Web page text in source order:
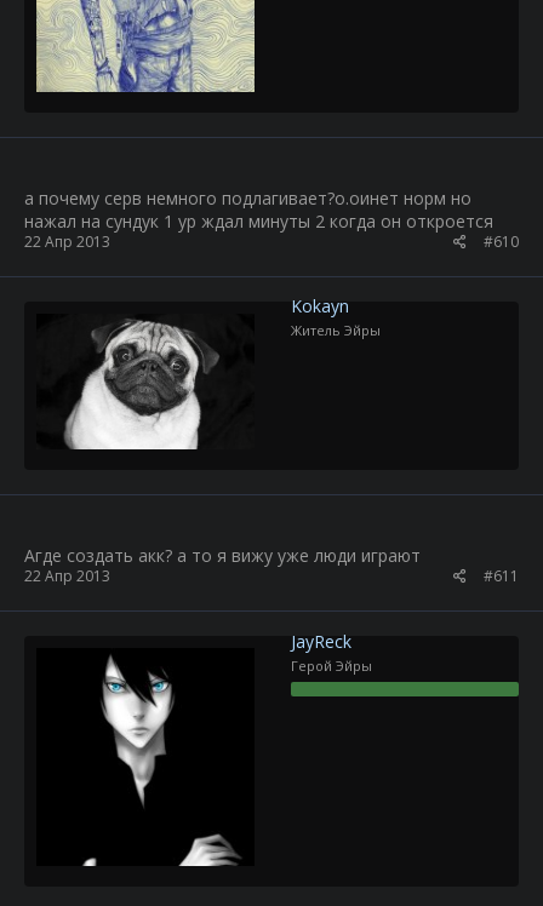
а почему серв немного подлагивает?о.оинет норм но
нажал на сундук 1 ур ждал минуты 2 когда он откроется
22 Апр 2013 #610
Kokayn
Житель Эйры
Агде создать акк? а то я вижу уже люди играют
22 Апр 2013 #611
JayReck
Герой Эйры